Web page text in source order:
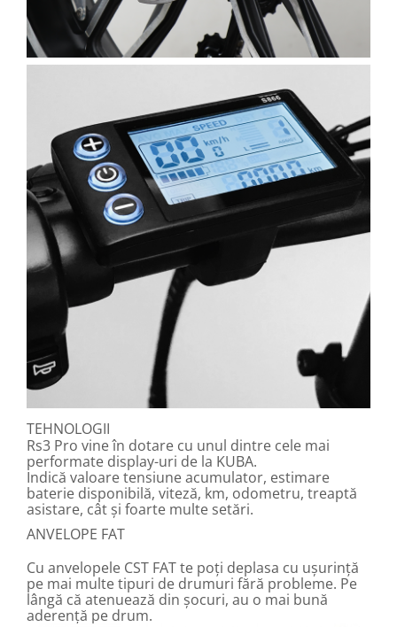
TEHNOLOGII
Rs3 Pro vine în dotare cu unul dintre cele mai
performate display-uri de la KUBA.
Indică valoare tensiune acumulator, estimare
baterie disponibilă, viteză, km, odometru, treaptă
asistare, cât și foarte multe setări.
ANVELOPE FAT
Cu anvelopele CST FAT te poți deplasa cu ușurință
pe mai multe tipuri de drumuri fără probleme. Pe
lângă că atenuează din șocuri, au o mai bună
aderență pe drum.